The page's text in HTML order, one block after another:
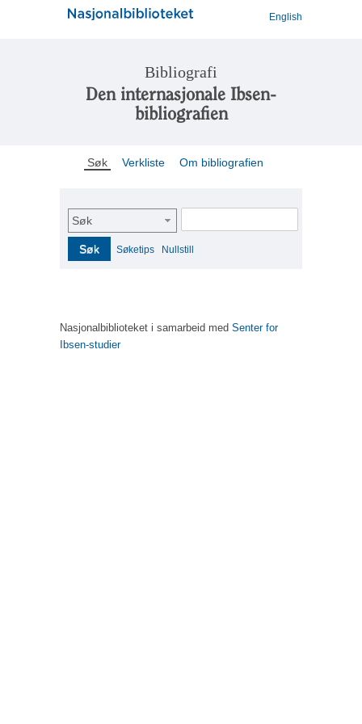
English
Bibliografi
Den internasjonale Ibsen-
bibliografien
Søk Verkliste Om bibliografien
Søk
Søk Søketips Nullstill
Nasjonalbiblioteket i samarbeid med Senter for
Ibsen-studier